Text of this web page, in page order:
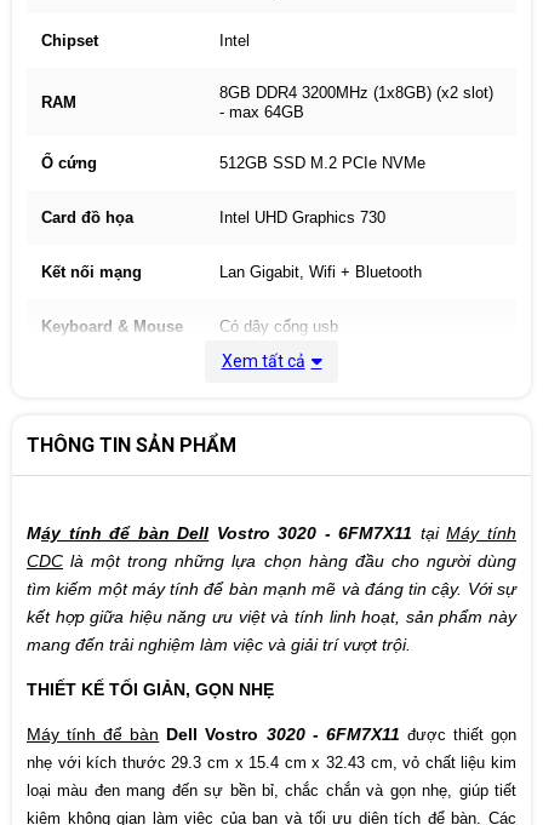
Chipset Intel
RAM
8GB DDR4 3200MHz (1x8GB) (x2 slot)
- max 64GB
Ổ cứng 512GB SSD M.2 PCIe NVMe
Card đồ họa Intel UHD Graphics 730
Kết nối mạng Lan Gigabit, Wifi + Bluetooth
Keyboard & Mouse Có dây cổng usb
Hệ điều hành Windows 11 Home 64bit
Kích thước 29.3 cm x 15.4 cm x 32.43 cm
Cân nặng 4,5 ~ 7.6 kg
Bảo hành 12 Tháng
Xem tất cả
THÔNG TIN SẢN PHẨM
Máy tính để bàn Dell Vostro 3020 - 6FM7X11 tạiMáy tính
CDC là một trong những lựa chọn hàng đầu cho người dùng
tìm kiếm một máy tính để bàn mạnh mẽ và đáng tin cậy. Với sự
kết hợp giữa hiệu năng ưu việt và tính linh hoạt, sản phẩm này
mang đến trải nghiệm làm việc và giải trí vượt trội.
THIẾT KẾ TỐI GIẢN, GỌN NHẸ
Máy tính để bàn Dell Vostro 3020 - 6FM7X11 được thiết gọn
nhẹ với kích thước 29.3 cm x 15.4 cm x 32.43 cm, vỏ chất liệu kim
loại màu đen mang đến sự bền bỉ, chắc chắn và gọn nhẹ, giúp tiết
kiệm không gian làm việc của bạn và tối ưu diện tích để bàn. Các